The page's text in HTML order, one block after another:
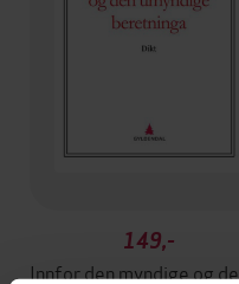
149,-